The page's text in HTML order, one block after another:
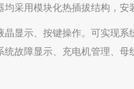
均采用模块化热插拔结构，安
晶显示、按键操作。可实现系
统故障显示、充电机管理、母